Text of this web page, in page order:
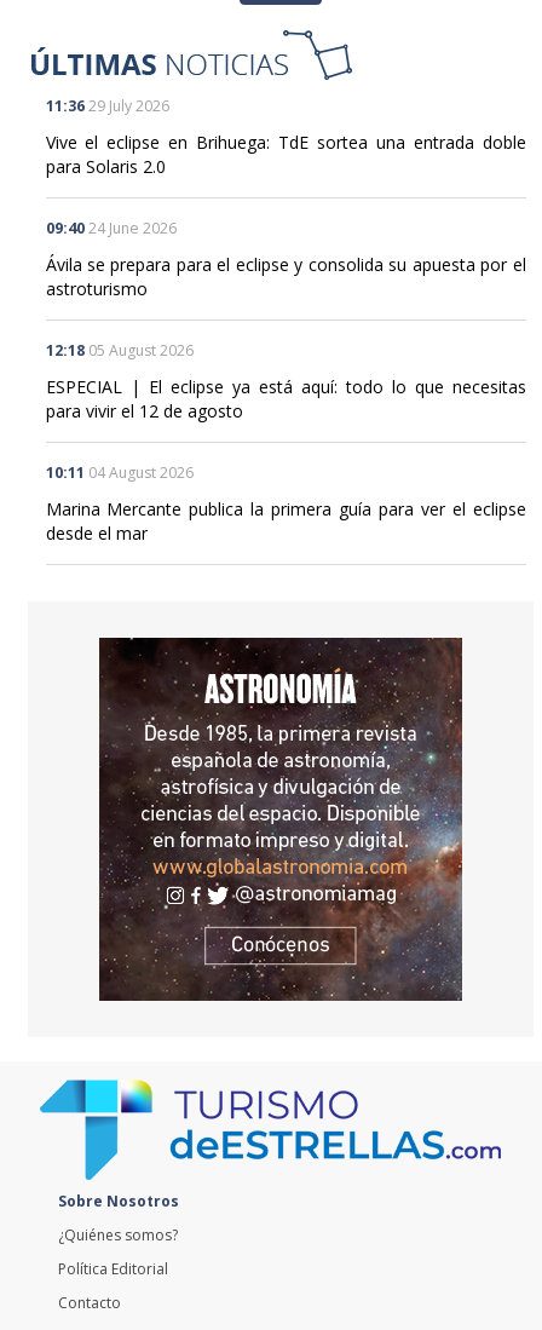
11:36 29 July 2026
Vive el eclipse en Brihuega: TdE sortea una entrada doble
para Solaris 2.0
09:40 24 June 2026
Ávila se prepara para el eclipse y consolida su apuesta por el
astroturismo
12:18 05 August 2026
ESPECIAL | El eclipse ya está aquí: todo lo que necesitas
para vivir el 12 de agosto
10:11 04 August 2026
Marina Mercante publica la primera guía para ver el eclipse
desde el mar
Sobre Nosotros
¿Quiénes somos?
Política Editorial
Contacto